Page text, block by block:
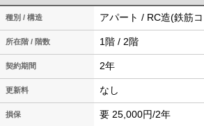
種別 / 構造 アパート / RC造(鉄筋
所在階 / 階数 1階 / 2階
契約期間 2年
更新料 なし
損保 要 25,000円/2年